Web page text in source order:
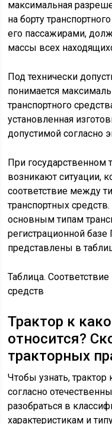
максимальная
на борту
его пассажирами,
массы всех
Под технически
понимается
транспортного
установленная
допустимой согласно
При государственном
возникают ситуации,
соответствие между
транспортных
основным типам
регистрационной
представлены в
Таблица.
средств
Трактор к
относится?
тракторных
Чтобы узнать, трактор
согласно
разобраться в
характеристикам и